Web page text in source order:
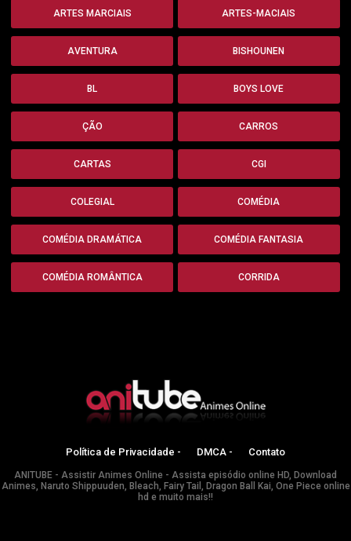
ARTES MARCIAIS ARTES-MACIAIS
AVENTURA BISHOUNEN
BL BOYS LOVE
ÇÃO CARROS
CARTAS CGI
COLEGIAL COMÉDIA
COMÉDIA DRAMÁTICA COMÉDIA FANTASIA
COMÉDIA ROMÂNTICA CORRIDA
Política de Privacidade - DMCA - Contato
ANITUBE - Assistir Animes Online - Assista episódio online HD, Download
Animes, Naruto Shippuuden, Bleach, Fairy Tail, Dragon Ball Kai, One Piece online
hd e muito mais!!